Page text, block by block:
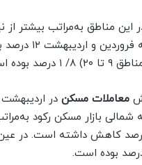
مناطق به‌مراتب بیشتر
میزان افت
است.
معاملات مسکن
بازار مسکن رکود
در مناطق مذکور ۲۶ درصد کاهش